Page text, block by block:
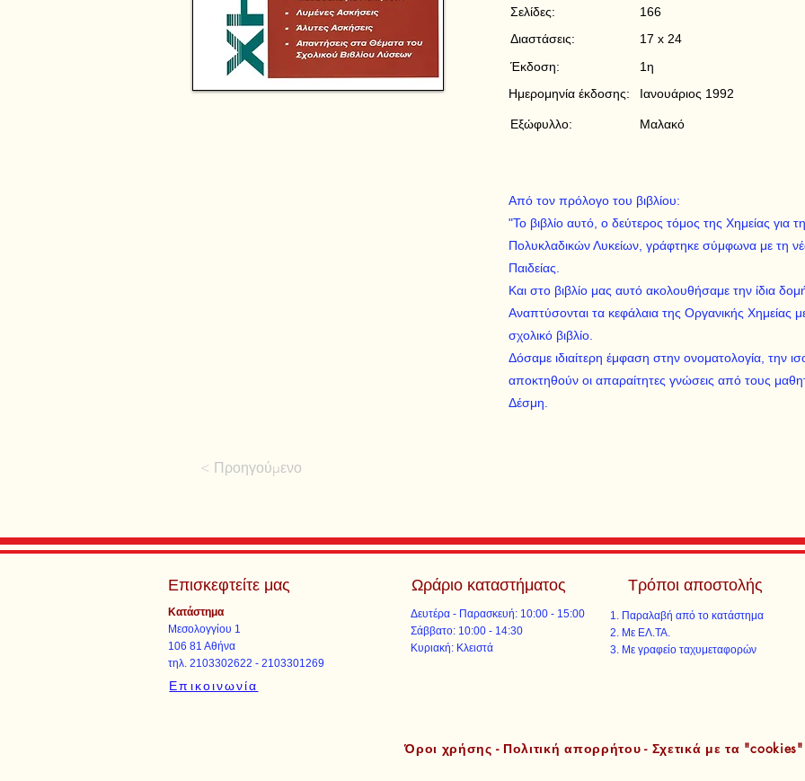
Σελίδες:
Διαστάσεις:
Έκδοση:
Ημερομηνία έκδοσης:
Εξώφυλλο:
166
17 x 24
1η
Ιανουάριος 1992
Μαλακό
Από τον πρόλογο του βιβλίου:
"Το βιβλίο αυτό, ο δεύτερος τόμος της Χημείας για
Πολυκλαδικών Λυκείων, γράφτηκε σύμφωνα με τη
Παιδείας.
Και στο βιβλίο μας αυτό ακολουθήσαμε την ίδια
Αναπτύσονται τα κεφάλαια της Οργανικής Χημείας
σχολικό βιβλίο.
Δόσαμε ιδιαίτερη έμφαση στην ονοματολογία, την
αποκτηθούν οι απαραίτητες γνώσεις από τους
Δέσμη.
< Προηγούμενο
Επισκεφτείτε μας
Κατάστημα
Μεσολογγίου 1
106 81 Αθήνα
τηλ. 2103302622 - 2103301269
Επικοινωνία
Ωράριο καταστήματος
Δευτέρα - Παρασκευή: 10:00 - 15:00
​​Σάββατο: 10:00 - 14:30
​Κυριακή: Κλειστά
Τρόποι αποστολής
Παραλαβή από το κατάστημα
Με ΕΛ.ΤΑ.​​
Με γραφείο ταχυμεταφορών​
Όροι χρήσης - Πολιτική απορρήτου - Σχετικά με τα "cookies"